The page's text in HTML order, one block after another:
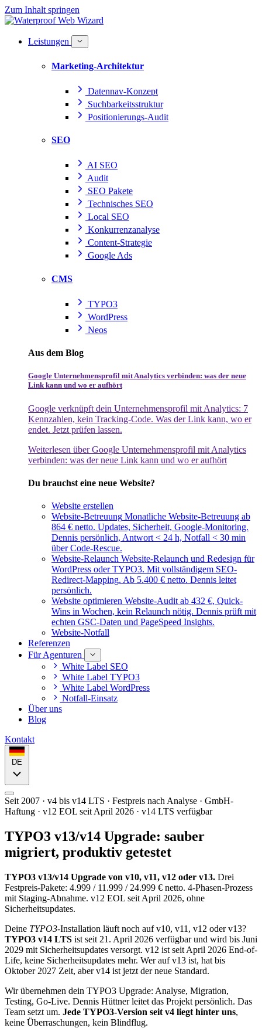
Zum Inhalt springen
Leistungen
Marketing-Architektur
Datennav-Konzept
Suchbarkeitsstruktur
Positionierungs-Audit
SEO
AI SEO
Audit
SEO Pakete
Technisches SEO
Local SEO
Konkurrenzanalyse
Content-Strategie
Google Ads
CMS
TYPO3
WordPress
Neos
Aus dem Blog
Google Unternehmensprofil mit Analytics verbinden: was der neue
Link kann und wo er aufhört
Google verknüpft dein Unternehmensprofil mit Analytics: 7
Kennzahlen, kein Tracking-Code. Was der Link kann, wo er
endet. Jetzt prüfen lassen.
Weiterlesen über Google Unternehmensprofil mit Analytics
verbinden: was der neue Link kann und wo er aufhört
Du brauchst eine neue Website?
Website erstellen
Website-Betreuung Monatliche Website-Betreuung ab
864 € netto. Updates, Sicherheit, Google-Monitoring.
Dennis persönlich, Antwort < 24 h, Notfall < 30 min
über Code-Rescue.
Website-Relaunch Website-Relaunch und Redesign für
WordPress oder TYPO3. Mit vollständigem SEO-
Redirect-Mapping. Ab 5.400 € netto. Dennis leitet
persönlich.
Website optimieren Website-Audit ab 432 €, Quick-
Wins in Wochen, kein Relaunch nötig. Dennis prüft mit
echten GSC-Daten und PageSpeed Insights.
Website-Notfall
Referenzen
Für Agenturen
White Label SEO
White Label TYPO3
White Label WordPress
Notfall-Einsatz
Über uns
Blog
Kontakt
DE
Seit 2007 · v4 bis v14 LTS · Festpreis nach Analyse · GmbH-
Haftung · v12 EOL seit April 2026 · v14 LTS verfügbar
TYPO3 v13/v14 Upgrade: sauber
migriert, produktiv getestet
TYPO3 v13/v14 Upgrade von v10, v11, v12 oder v13. Drei
Festpreis-Pakete: 4.999 / 11.999 / 24.999 € netto. 4-Phasen-Prozess
mit Staging-Abnahme. v12 EOL seit April 2026, ohne
Sicherheitsupdates.
Deine TYPO3-Installation läuft noch auf v10, v11, v12 oder v13?
TYPO3 v14 LTS ist seit 21. April 2026 verfügbar und wird bis Juni
2029 mit Sicherheitsupdates versorgt. v12 ist seit April 2026 End-of-
Life, keine Sicherheitsupdates mehr. Wer auf v13 ist, hat bis
Oktober 2027 Zeit, aber v14 ist jetzt der neue Standard.
Wir übernehmen dein TYPO3 Upgrade: Analyse, Migration,
Testing, Go-Live. Dennis Hüttner leitet das Projekt persönlich. Das
Team setzt um. Jede TYPO3-Version seit v4 liegt hinter uns,
keine Überraschungen, kein Blindflug.